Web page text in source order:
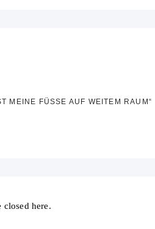
MEINE FÜSSE AUF WEITEM RAUM“
closed here.